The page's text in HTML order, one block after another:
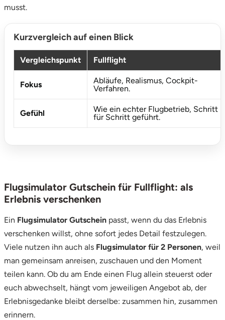
musst.
Kurzvergleich auf einen Blick
Vergleichspunkt Fullflight
Fokus
Abläufe, Realismus, Cockpit-
Verfahren.
Gefühl
Wie ein echter Flugbetrieb, Schritt
für Schritt geführt.
Flugsimulator Gutschein für Fullflight: als
Erlebnis verschenken
Ein Flugsimulator Gutschein passt, wenn du das Erlebnis
verschenken willst, ohne sofort jedes Detail festzulegen.
Viele nutzen ihn auch als Flugsimulator für 2 Personen, weil
man gemeinsam anreisen, zuschauen und den Moment
teilen kann. Ob du am Ende einen Flug allein steuerst oder
euch abwechselt, hängt vom jeweiligen Angebot ab, der
Erlebnisgedanke bleibt derselbe: zusammen hin, zusammen
erinnern.
Wesel
Witten
Würzburg
Zweibrücken
Zwickau